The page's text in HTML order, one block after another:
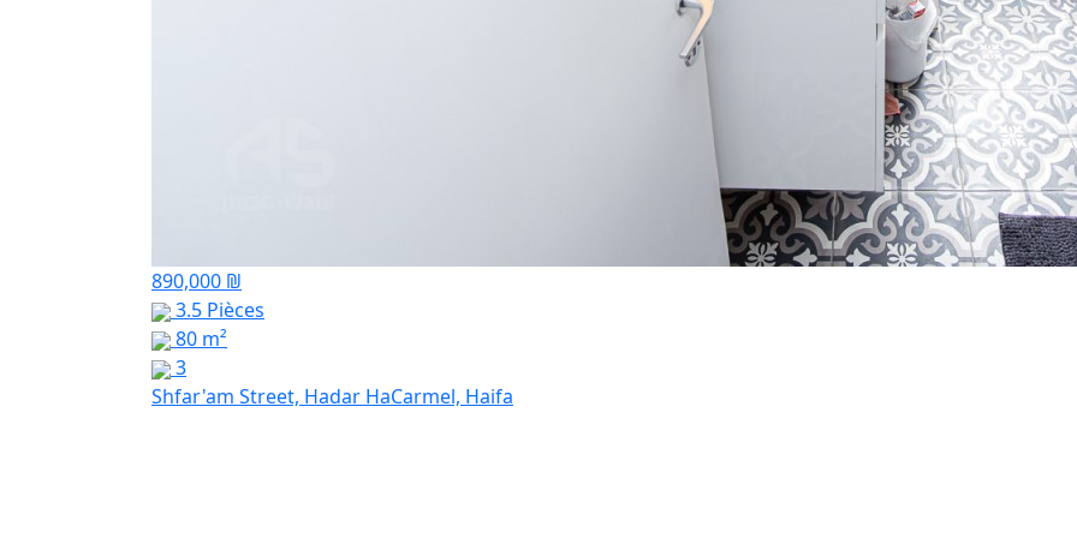
890,000 ₪
3.5 Pièces
80 m²
3
Shfar'am Street, Hadar HaCarmel, Haifa